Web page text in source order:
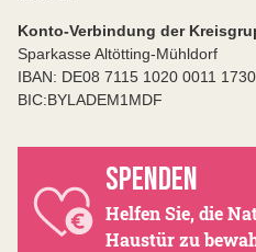
Konto-Verbindung der
Sparkasse Altötting-Mühldorf
IBAN: DE08 7115 1020 0011
BIC:BYLADEM1MDF
SPENDEN
Helfen Sie, die
Haustür zu